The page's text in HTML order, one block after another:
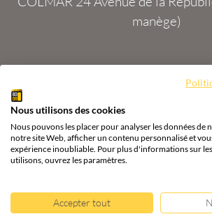
manège)
Tous droits réservés Agence BDOR ®
& vente or, argent
Nous utilisons des cookies
Nous pouvons les placer pour analyser les données de
notre site Web, afficher un contenu personnalisé et
expérience inoubliable. Pour plus d'informations sur
utilisons, ouvrez les paramètres.
Accepter tout